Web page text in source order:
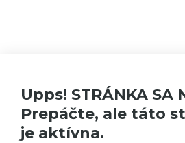
Upps! STRÁNKA SA
Prepáčte, ale táto
je aktívna.